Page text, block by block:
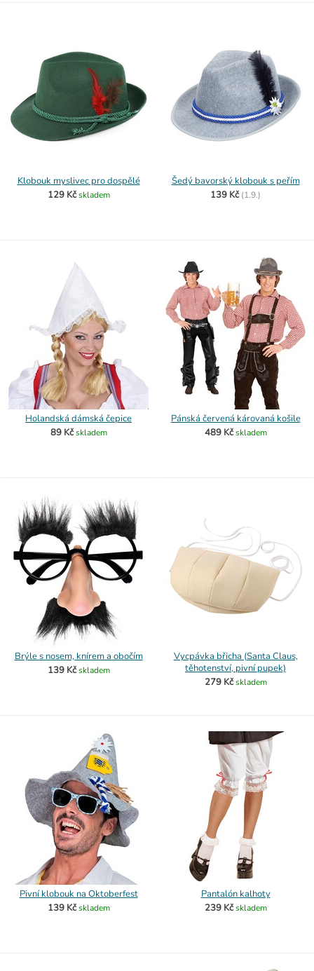
Klobouk myslivec pro dospělé
129 Kč skladem
Šedý bavorský klobouk s peřím
139 Kč (1.9.)
Holandská dámská čepice
89 Kč skladem
Pánská červená károvaná košile
489 Kč skladem
Brýle s nosem, knírem a obočím
139 Kč skladem
Vycpávka břicha (Santa Claus,
těhotenství, pivní pupek)
279 Kč skladem
Pivní klobouk na Oktoberfest
139 Kč skladem
Pantalón kalhoty
239 Kč skladem